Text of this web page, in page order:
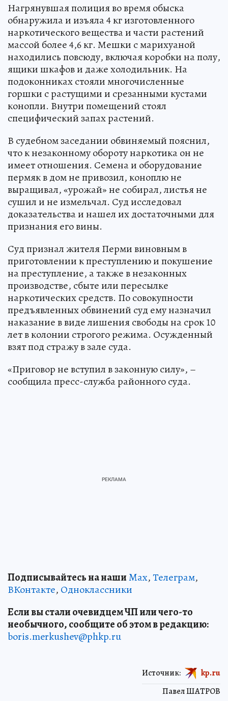
Нагрянувшая полиция во время обыска
обнаружила и изъяла 4 кг изготовленного
наркотического вещества и части растений
массой более 4,6 кг. Мешки с марихуаной
находились повсюду, включая коробки на полу,
ящики шкафов и даже холодильник. На
подоконниках стояли многочисленные
горшки с растущими и срезанными кустами
конопли. Внутри помещений стоял
специфический запах растений.
В судебном заседании обвиняемый пояснил,
что к незаконному обороту наркотика он не
имеет отношения. Семена и оборудование
пермяк в дом не привозил, коноплю не
выращивал, «урожай» не собирал, листья не
сушил и не измельчал. Суд исследовал
доказательства и нашел их достаточными для
признания его вины.
Суд признал жителя Перми виновным в
приготовлении к преступлению и покушение
на преступление, а также в незаконных
производстве, сбыте или пересылке
наркотических средств. По совокупности
предъявленных обвинений суд ему назначил
наказание в виде лишения свободы на срок 10
лет в колонии строгого режима. Осужденный
взят под стражу в зале суда.
«Приговор не вступил в законную силу», –
сообщила пресс-служба районного суда.
Подписывайтесь на нашиMax,Телеграм,
ВКонтакте, Одноклассники
Если вы стали очевидцем ЧП или чего-то
необычного, сообщите об этом в редакцию:
boris.merkushev@phkp.ru
Павел ШАТРОВ
Источник: kp.ru